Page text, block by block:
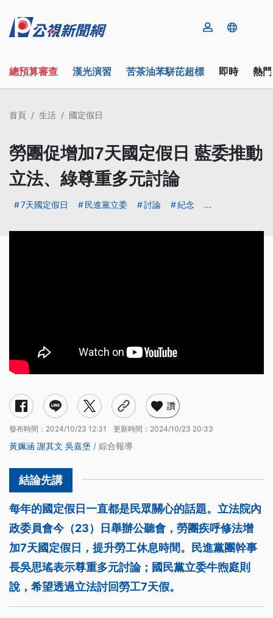
總預算審查 漢光演習 苦茶油苯駢芘超標 即時 熱
首頁 生活 國定假日
勞團促增加7天國定假日 藍委推動
立法、綠尊重多元討論
7天國定假日 民進黨立委 討論 紀念 ...
讚
發布時間： 2024/10/23 12:31 更新時間： 2024/10/23 20:33
黃姵涵 謝其文 吳嘉堡 / 綜合報導
每年的國定假日一直都是民眾關心的話題。立法院內
政委員會今（23）日舉辦公聽會，勞團疾呼修法增
加7天國定假日，提升勞工休息時間。民進黨團幹事
長吳思瑤表示尊重多元討論；國民黨立委牛煦庭則
說，希望透過立法討回勞工7天假。